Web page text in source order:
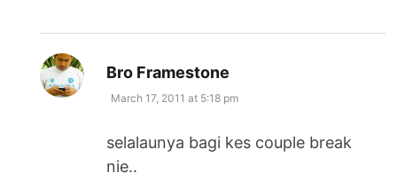
Bro Framestone
March 17, 2011 at 5:18 pm
selalaunya bagi kes couple break
nie..